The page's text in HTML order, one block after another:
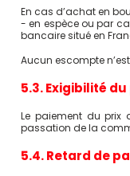
En cas d’achat en
- en espèce ou par
bancaire situé en
Aucun escompte
5.3. Exigibilité
Le paiement du prix
passation de la
5.4. Retard de